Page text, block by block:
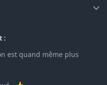
:
est quand même plus